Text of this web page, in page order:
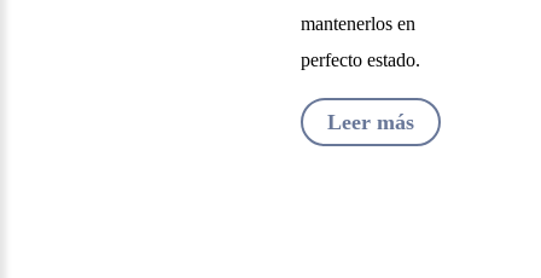
mantenerlos en
perfecto estado.
Leer más